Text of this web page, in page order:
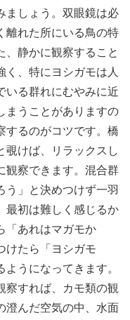
ましょう。双眼鏡は必
離れた所にいる鳥の特
、静かに観察すること
く、特にヨシガモは人
いる群れにむやみに近
まうことがありますの
するのがコツです。橋
覗けば、リラックスし
観察できます。混合群
う」と決めつけず一羽
最初は難しく感じるか
「あれはマガモか
けたら「ヨシガモ
うになってきます。
察すれば、カモ類の観
澄んだ空気の中、水面